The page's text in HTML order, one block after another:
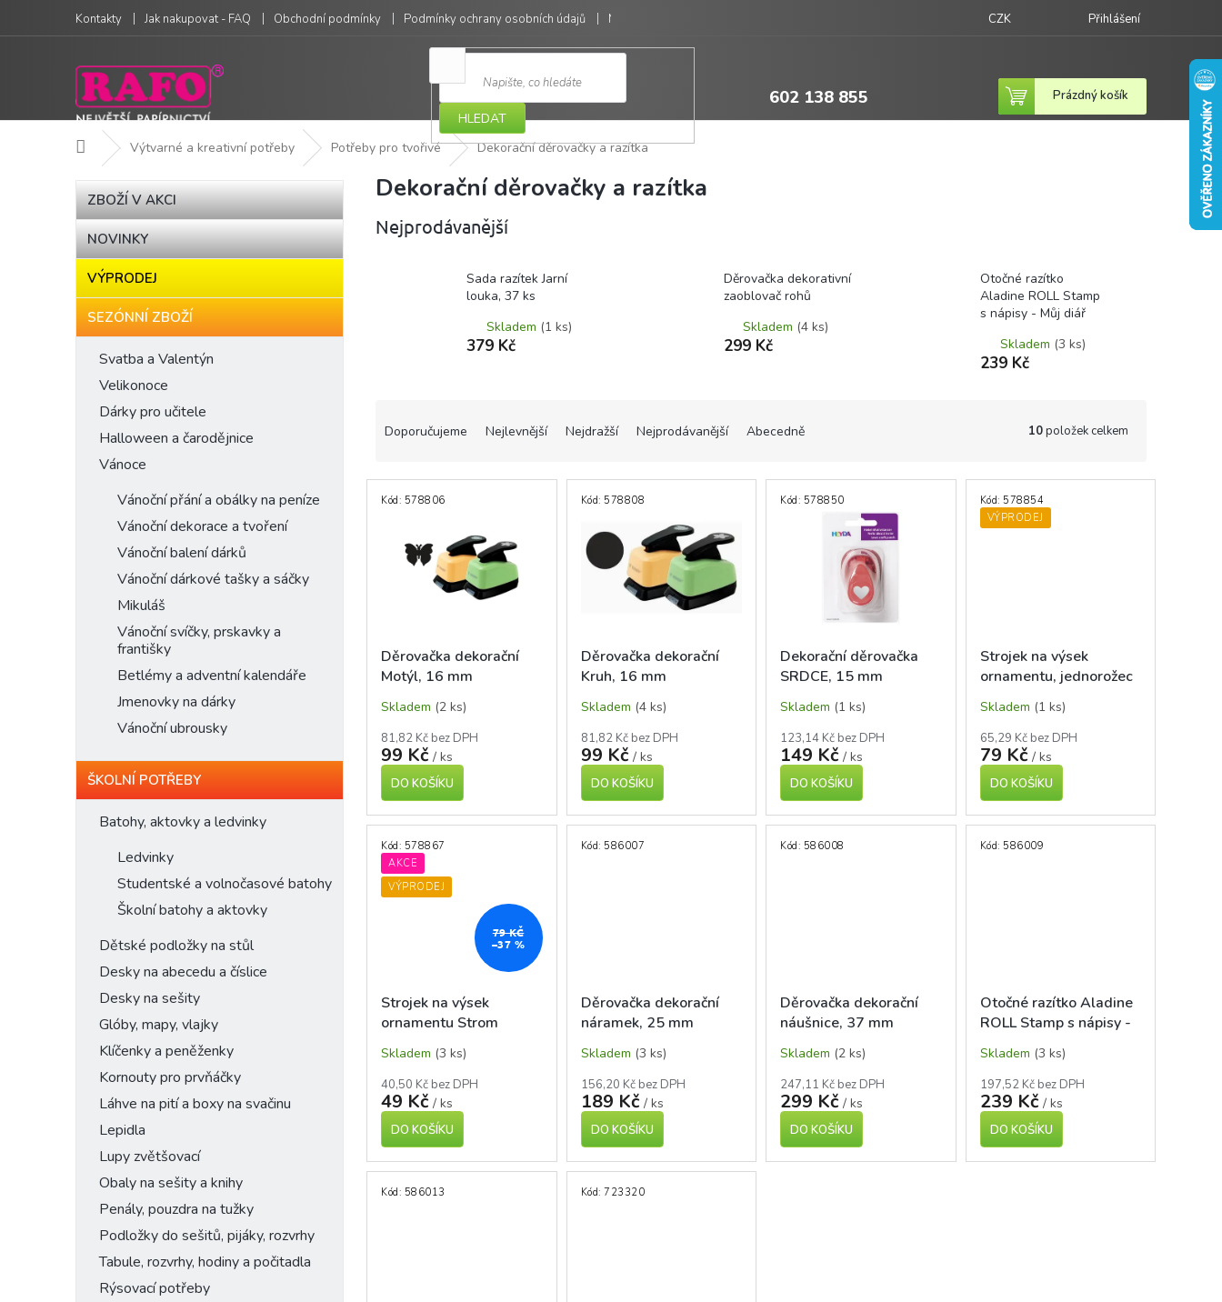
obsah
Kontakty Jak nakupovat - FAQ Obchodní podmínky Podmínky ochrany osobních údajů Moje objednávka CZK Přihlášení
HLEDAT
602 138 855
Nákupní
košík
Prázdný košík
Domů Výtvarné a kreativní potřeby Potřeby pro tvořivé Dekorační děrovačky a razítka
P
o
s
t
Přeskočit
kategorie
ZBOŽÍ V AKCI
NOVINKY
VÝPRODEJ
SEZÓNNÍ ZBOŽÍ
Svatba a Valentýn
Velikonoce
Dárky pro učitele
Halloween a čarodějnice
Vánoce
Vánoční přání a obálky na peníze
Vánoční dekorace a tvoření
Vánoční balení dárků
Vánoční dárkové tašky a sáčky
Mikuláš
Vánoční svíčky, prskavky a
františky
Betlémy a adventní kalendáře
Jmenovky na dárky
Vánoční ubrousky
ŠKOLNÍ POTŘEBY
Batohy, aktovky a ledvinky
Ledvinky
Studentské a volnočasové batohy
Školní batohy a aktovky
Dětské podložky na stůl
Desky na abecedu a číslice
Desky na sešity
Glóby, mapy, vlajky
Klíčenky a peněženky
Kornouty pro prvňáčky
Láhve na pití a boxy na svačinu
Lepidla
Lupy zvětšovací
Obaly na sešity a knihy
Penály, pouzdra na tužky
Podložky do sešitů, pijáky, rozvrhy
Tabule, rozvrhy, hodiny a počitadla
Rýsovací potřeby
Dekorační děrovačky a razítka
Nejprodávanější
Sada razítek Jarní
louka, 37 ks
Skladem (1 ks)
379 Kč
Děrovačka dekorativní
zaoblovač rohů
Skladem (4 ks)
299 Kč
Otočné razítko
Aladine ROLL Stamp
s nápisy - Můj diář
Skladem (3 ks)
239 Kč
ů
Doporučujeme Nejlevnější Nejdražší Nejprodávanější Abecedně 10položek celkem
V
ý
d
u
k
t
ů
Děrovačka dekorační
Motýl, 16 mm
Skladem (2 ks)
81,82 Kč bez DPH
99 Kč / ks
DO KOŠÍKU
Kód: 578806
Děrovačka dekorační
Kruh, 16 mm
Skladem (4 ks)
81,82 Kč bez DPH
99 Kč / ks
DO KOŠÍKU
Kód: 578808
Dekorační děrovačka
SRDCE, 15 mm
Skladem (1 ks)
123,14 Kč bez DPH
149 Kč / ks
DO KOŠÍKU
Kód: 578850
VÝPRODEJ
Strojek na výsek
ornamentu, jednorožec
Skladem (1 ks)
65,29 Kč bez DPH
79 Kč / ks
DO KOŠÍKU
Kód: 578854
AKCE
VÝPRODEJ
79 KČ
–37 %
Strojek na výsek
ornamentu Strom
Skladem (3 ks)
40,50 Kč bez DPH
49 Kč / ks
DO KOŠÍKU
Kód: 578867
Děrovačka dekorační
náramek, 25 mm
Skladem (3 ks)
156,20 Kč bez DPH
189 Kč / ks
DO KOŠÍKU
Kód: 586007
Děrovačka dekorační
náušnice, 37 mm
Skladem (2 ks)
247,11 Kč bez DPH
299 Kč / ks
DO KOŠÍKU
Kód: 586008
Otočné razítko Aladine
ROLL Stamp s nápisy -
Skladem (3 ks)
197,52 Kč bez DPH
239 Kč / ks
DO KOŠÍKU
Kód: 586009
Kód: 586013 Kód: 723320